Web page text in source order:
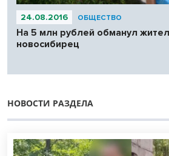
24.08.2016 ОБЩЕСТВО
На 5 млн рублей обманул
новосибирец
НОВОСТИ РАЗДЕЛА